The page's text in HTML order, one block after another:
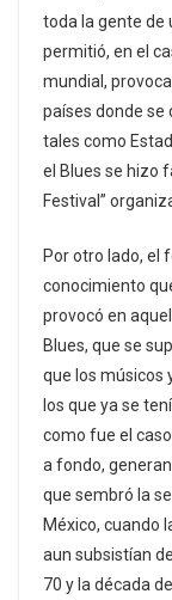
toda la gente de
permitió, en el
mundial,
países donde se
tales como
el Blues se hizo
Festival”
Por otro lado, el
conocimiento
provocó en
Blues, que se
que los músicos
los que ya se
como fue el
a fondo,
que sembró la
México, cuando
aun subsistían
70 y la década